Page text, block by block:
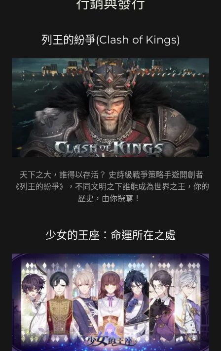
行銷與發行
列王的紛爭(Clash of Kings)
天下之大，誰得以存活？ 史詩級戰爭策略手遊開創者
《列王的紛爭》，不同文明之下誰能成為世界之王，你的
歷史，由你撰寫！
少女的王座：命運所在之處